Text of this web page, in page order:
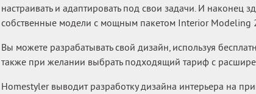
настраивать и адаптировать под свои задачи. И наконец
собственные модели с мощным пакетом Interior Modeling
Вы можете разрабатывать свой дизайн, используя
также при желании выбрать подходящий тариф с
Homestyler выводит разработку дизайна интерьера на